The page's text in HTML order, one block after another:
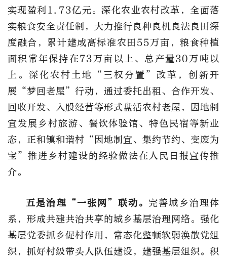
实现盈利1.73亿元。深化农业农村改革，全面落
实粮食安全责任制，大力推行良种良机良法良田深
度融合，累计建成高标准农田55万亩，粮食种植
面积常年保持在73万亩以上、总产量30万吨以
上。深化农村土地“三权分置”改革，创新开
展“梦回老屋”行动，通过委托出租、合作开发、
回收开发、入股经营等形式盘活农村老屋，因地制
宜发展乡村旅游、餐饮体验馆、特色民宿等新业
态，正和镇和谐村“因地制宜、集约节约、变废为
宝”推进乡村建设的经验做法在人民日报宣传推
介。
五是治理“一张网”联动。 完善城乡治理体
系，形成共建共治共享的城乡基层治理网络。强化
基层党委抓乡促村作用，常态化整顿软弱涣散党组
织，抓好村级带头人队伍建设，建强基层组织。积